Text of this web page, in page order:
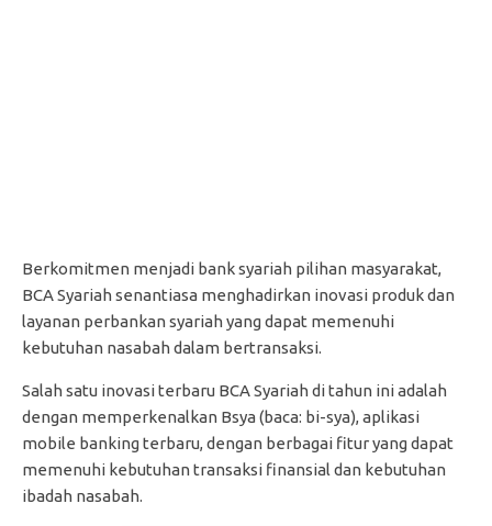
Berkomitmen menjadi bank syariah pilihan masyarakat,
BCA Syariah senantiasa menghadirkan inovasi produk dan
layanan perbankan syariah yang dapat memenuhi
kebutuhan nasabah dalam bertransaksi.
Salah satu inovasi terbaru BCA Syariah di tahun ini adalah
dengan memperkenalkan Bsya (baca: bi-sya), aplikasi
mobile banking terbaru, dengan berbagai fitur yang dapat
memenuhi kebutuhan transaksi finansial dan kebutuhan
ibadah nasabah.